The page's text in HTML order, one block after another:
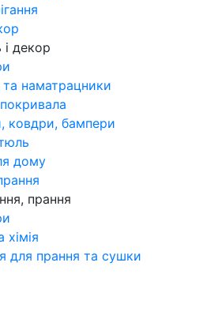
і декор
наматрацники
ковдри, бампери
дому
прання
хімія
для прання та сушки